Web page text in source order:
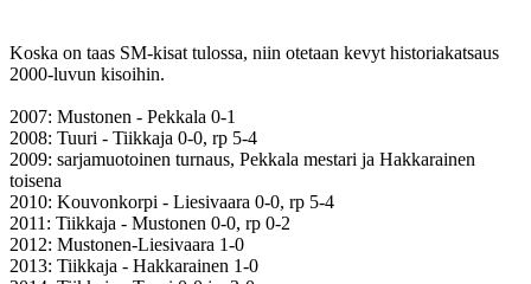
Koska on taas SM-kisat tulossa, niin otetaan kevyt historiakatsaus
2000-luvun kisoihin.
2007: Mustonen - Pekkala 0-1
2008: Tuuri - Tiikkaja 0-0, rp 5-4
2009: sarjamuotoinen turnaus, Pekkala mestari ja Hakkarainen
toisena
2010: Kouvonkorpi - Liesivaara 0-0, rp 5-4
2011: Tiikkaja - Mustonen 0-0, rp 0-2
2012: Mustonen-Liesivaara 1-0
2013: Tiikkaja - Hakkarainen 1-0